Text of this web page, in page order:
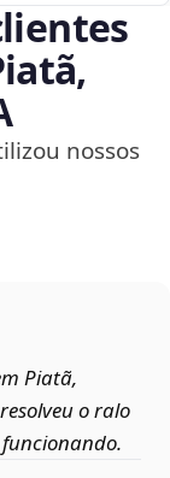
nossos
Piatã,
o ralo